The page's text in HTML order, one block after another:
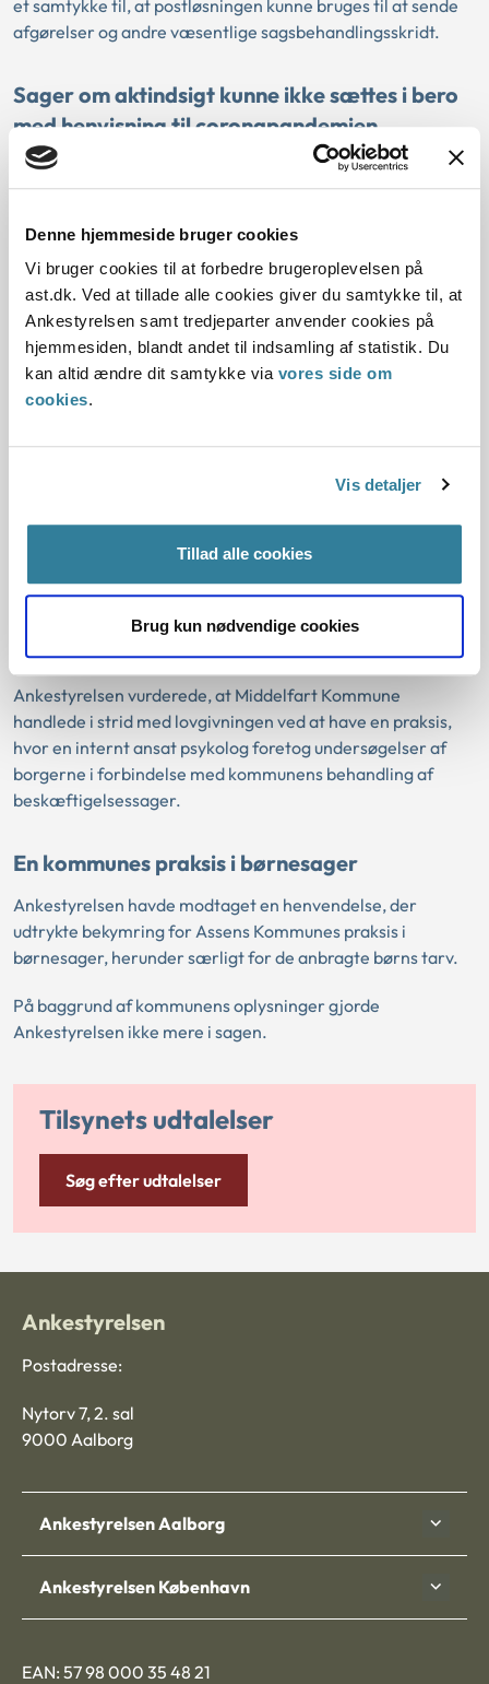
Denne hjemmeside bruger cookies
Vi bruger cookies til at forbedre brugeroplevelsen på
ast.dk. Ved at tillade alle cookies giver du samtykke til, at
Ankestyrelsen samt tredjeparter anvender cookies på
hjemmesiden, blandt andet til indsamling af statistik. Du
kan altid ændre dit samtykke via vores side om
cookies.
Vis detaljer
Tillad alle cookies
Brug kun nødvendige cookies
et samtykke til, at postløsningen kunne bruges til at sende
afgørelser og andre væsentlige sagsbehandlingsskridt.
Sager om aktindsigt kunne ikke sættes i bero
med henvisning til coronapandemien
Vordingborg Kommune havde under coronapandemien
meddelt en borger, at kommunen havde lukket ned for alle
aktindsigt ikke var omfattet af kritiske funktioner.
Ankestyrelsen udtalte, at kommunen ikke var berettiget til
at nedprioritere sager om aktindsigt efter
offentlighedsloven og miljøoplysningsloven og sætte dem i
bero på ubestemt tid under coronapandemien.
Sektorlovgivningen
En kommunes brug af psykologundersøgelser
i jobcentret
Kommunes brug af en internt ansat psykolog til
undersøgelse af borgere i forbindelse med en
Ankestyrelsen vurderede, at Middelfart Kommune
handlede i strid med lovgivningen ved at have en praksis,
hvor en internt ansat psykolog foretog undersøgelser af
borgerne i forbindelse med kommunens behandling af
beskæftigelsessager.
En kommunes praksis i børnesager
Ankestyrelsen havde modtaget en henvendelse, der
udtrykte bekymring for Assens Kommunes praksis i
børnesager, herunder særligt for de anbragte børns tarv.
På baggrund af kommunens oplysninger gjorde
Ankestyrelsen ikke mere i sagen.
Tilsynets udtalelser
Søg efter udtalelser
Ankestyrelsen
Postadresse:
Nytorv 7, 2. sal
9000 Aalborg
Ankestyrelsen Aalborg
Ankestyrelsen København
EAN: 57 98 000 35 48 21